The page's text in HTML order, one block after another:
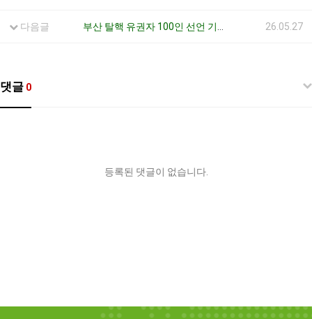
다음글 26.05.27
댓글 0
등록된 댓글이 없습니다.